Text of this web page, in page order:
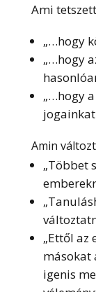
Ami
„…hogy
„…hogy
„…hogy
Amin
„Többet
„Ettől az
másokat
igenis